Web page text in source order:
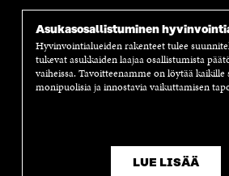
Asukasosallistuminen
Hyvinvointialueiden rakenteet tulee
tukevat asukkaiden laajaa osallistumista
vaiheissa. Tavoitteenamme on löytää kaikille
monipuolisia ja innostavia vaikuttamisen
LUE LISÄÄ